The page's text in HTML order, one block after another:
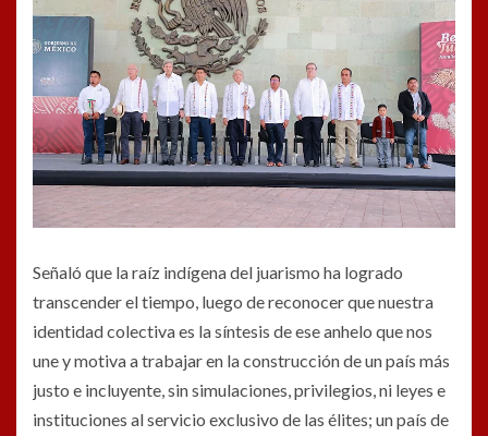
Señaló que la raíz indígena del juarismo ha logrado
transcender el tiempo, luego de reconocer que nuestra
identidad colectiva es la síntesis de ese anhelo que nos
une y motiva a trabajar en la construcción de un país más
justo e incluyente, sin simulaciones, privilegios, ni leyes e
instituciones al servicio exclusivo de las élites; un país de